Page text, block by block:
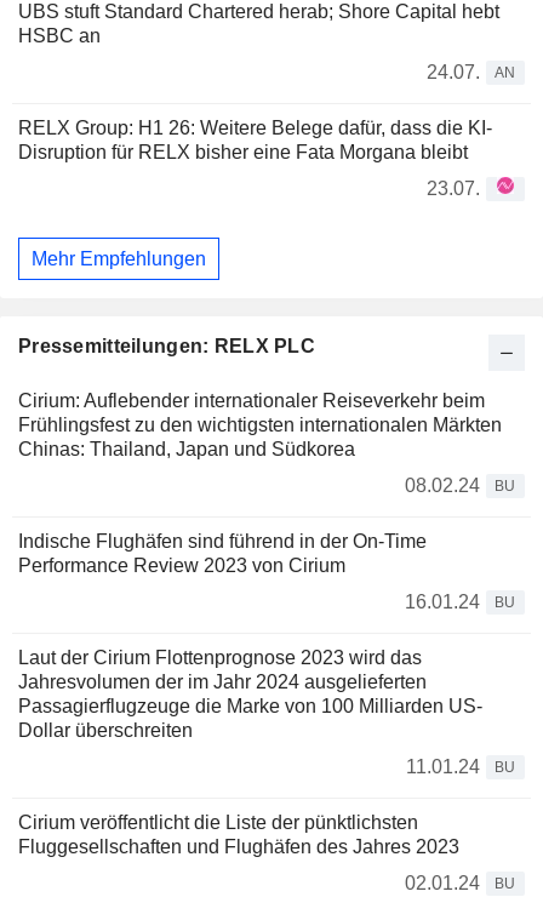
UBS stuft Standard Chartered herab; Shore Capital hebt
HSBC an
24.07.
AN
RELX Group: H1 26: Weitere Belege dafür, dass die KI-
Disruption für RELX bisher eine Fata Morgana bleibt
23.07.
Mehr Empfehlungen
Pressemitteilungen: RELX PLC
Cirium: Auflebender internationaler Reiseverkehr beim
Frühlingsfest zu den wichtigsten internationalen Märkten
Chinas: Thailand, Japan und Südkorea
08.02.24
BU
Indische Flughäfen sind führend in der On-Time
Performance Review 2023 von Cirium
16.01.24
BU
Laut der Cirium Flottenprognose 2023 wird das
Jahresvolumen der im Jahr 2024 ausgelieferten
Passagierflugzeuge die Marke von 100 Milliarden US-
Dollar überschreiten
11.01.24
BU
Cirium veröffentlicht die Liste der pünktlichsten
Fluggesellschaften und Flughäfen des Jahres 2023
02.01.24
BU